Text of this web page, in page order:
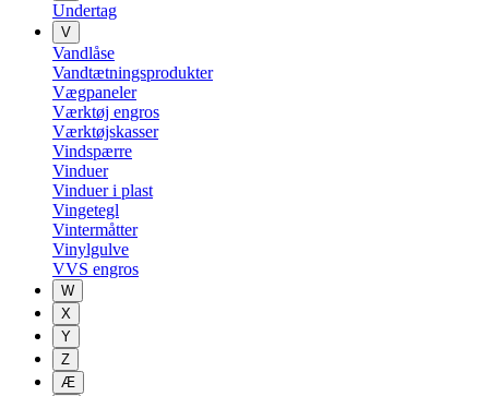
Undertag
V
Vandlåse
Vandtætningsprodukter
Vægpaneler
Værktøj engros
Værktøjskasser
Vindspærre
Vinduer
Vinduer i plast
Vingetegl
Vintermåtter
Vinylgulve
VVS engros
W
X
Y
Z
Æ